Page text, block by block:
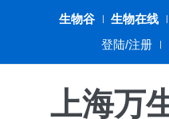
生物谷 生物在线
登陆/注册
上海万